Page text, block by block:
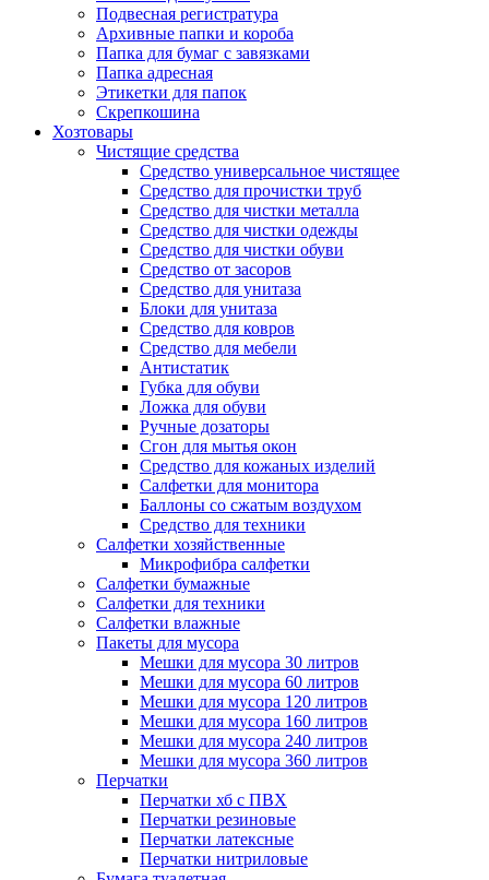
Подвесная регистратура
Архивные папки и короба
Папка для бумаг с завязками
Папка адресная
Этикетки для папок
Скрепкошина
Хозтовары
Чистящие средства
Средство универсальное чистящее
Средство для прочистки труб
Средство для чистки металла
Средство для чистки одежды
Средство для чистки обуви
Средство от засоров
Средство для унитаза
Блоки для унитаза
Средство для ковров
Средство для мебели
Антистатик
Губка для обуви
Ложка для обуви
Ручные дозаторы
Сгон для мытья окон
Средство для кожаных изделий
Салфетки для монитора
Баллоны со сжатым воздухом
Средство для техники
Салфетки хозяйственные
Микрофибра салфетки
Салфетки бумажные
Салфетки для техники
Салфетки влажные
Пакеты для мусора
Мешки для мусора 30 литров
Мешки для мусора 60 литров
Мешки для мусора 120 литров
Мешки для мусора 160 литров
Мешки для мусора 240 литров
Мешки для мусора 360 литров
Перчатки
Перчатки хб с ПВХ
Перчатки резиновые
Перчатки латексные
Перчатки нитриловые